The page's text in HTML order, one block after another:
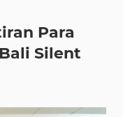
Para
Silent